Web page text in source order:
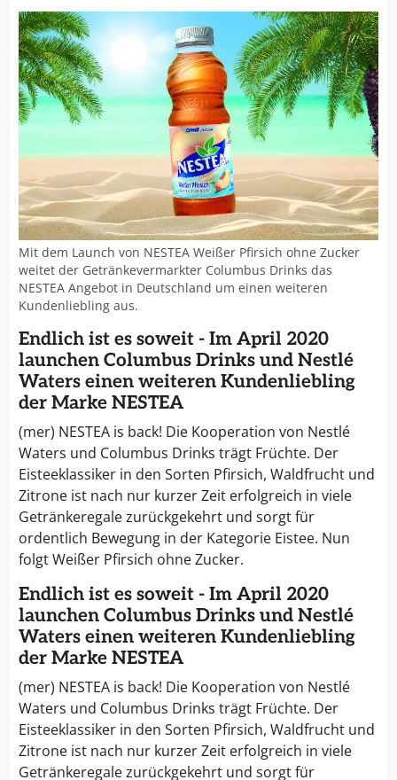
Mit dem Launch von NESTEA Weißer Pfirsich ohne Zucker
weitet der Getränkevermarkter Columbus Drinks das
NESTEA Angebot in Deutschland um einen weiteren
Kundenliebling aus.
Endlich ist es soweit - Im April 2020
launchen Columbus Drinks und Nestlé
Waters einen weiteren Kundenliebling
der Marke NESTEA
(mer) NESTEA is back! Die Kooperation von Nestlé
Waters und Columbus Drinks trägt Früchte. Der
Eisteeklassiker in den Sorten Pfirsich, Waldfrucht und
Zitrone ist nach nur kurzer Zeit erfolgreich in viele
Getränkeregale zurückgekehrt und sorgt für
ordentlich Bewegung in der Kategorie Eistee. Nun
folgt Weißer Pfirsich ohne Zucker.
Endlich ist es soweit - Im April 2020
launchen Columbus Drinks und Nestlé
Waters einen weiteren Kundenliebling
der Marke NESTEA
(mer) NESTEA is back! Die Kooperation von Nestlé
Waters und Columbus Drinks trägt Früchte. Der
Eisteeklassiker in den Sorten Pfirsich, Waldfrucht und
Zitrone ist nach nur kurzer Zeit erfolgreich in viele
Getränkeregale zurückgekehrt und sorgt für